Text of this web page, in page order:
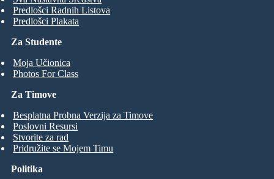
Za Studente
Moja Učionica
Photos For Class
Predlošci Radnih Listova
Predlošci Plakata
Za Timove
Besplatna Probna Verzija za Timove
Poslovni Resursi
Stvorite za rad
Pridružite se Mojem Timu
Politika